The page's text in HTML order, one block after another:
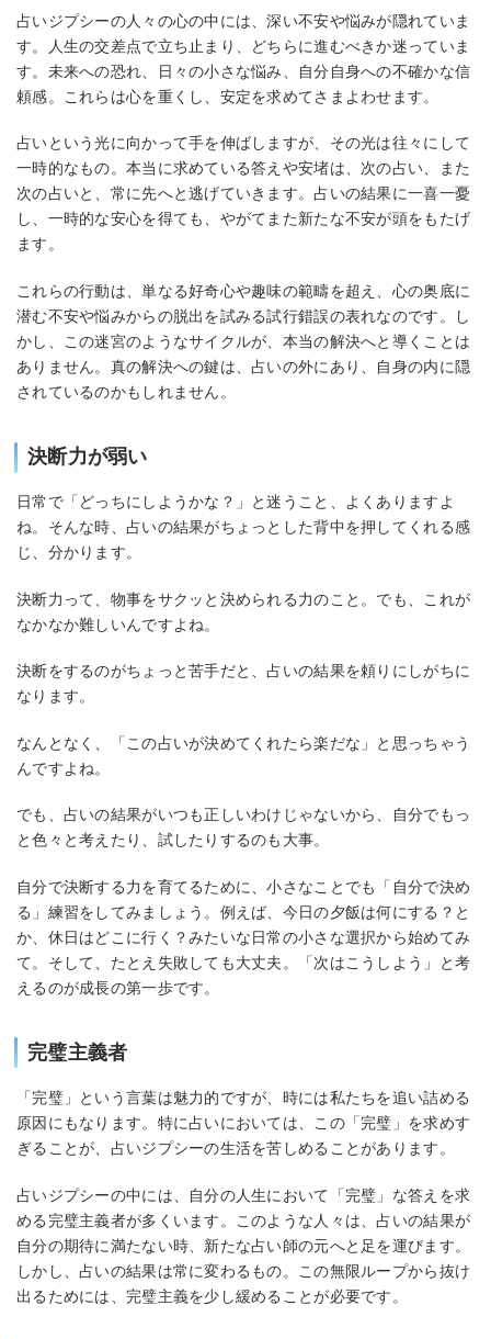
占いジプシーの人々の心の中には、深い不安や悩みが隠れていま
す。人生の交差点で立ち止まり、どちらに進むべきか迷っていま
す。未来への恐れ、日々の小さな悩み、自分自身への不確かな信
頼感。これらは心を重くし、安定を求めてさまよわせます。
占いという光に向かって手を伸ばしますが、その光は往々にして
一時的なもの。本当に求めている答えや安堵は、次の占い、また
次の占いと、常に先へと逃げていきます。占いの結果に一喜一憂
し、一時的な安心を得ても、やがてまた新たな不安が頭をもたげ
ます。
これらの行動は、単なる好奇心や趣味の範疇を超え、心の奥底に
潜む不安や悩みからの脱出を試みる試行錯誤の表れなのです。し
かし、この迷宮のようなサイクルが、本当の解決へと導くことは
ありません。真の解決への鍵は、占いの外にあり、自身の内に隠
されているのかもしれません。
決断力が弱い
日常で「どっちにしようかな？」と迷うこと、よくありますよ
ね。そんな時、占いの結果がちょっとした背中を押してくれる感
じ、分かります。
決断力って、物事をサクッと決められる力のこと。でも、これが
なかなか難しいんですよね。
決断をするのがちょっと苦手だと、占いの結果を頼りにしがちに
なります。
なんとなく、「この占いが決めてくれたら楽だな」と思っちゃう
んですよね。
でも、占いの結果がいつも正しいわけじゃないから、自分でもっ
と色々と考えたり、試したりするのも大事。
自分で決断する力を育てるために、小さなことでも「自分で決め
る」練習をしてみましょう。例えば、今日の夕飯は何にする？と
か、休日はどこに行く？みたいな日常の小さな選択から始めてみ
て。そして、たとえ失敗しても大丈夫。「次はこうしよう」と考
えるのが成長の第一歩です。
完璧主義者
「完璧」という言葉は魅力的ですが、時には私たちを追い詰める
原因にもなります。特に占いにおいては、この「完璧」を求めす
ぎることが、占いジプシーの生活を苦しめることがあります。
占いジプシーの中には、自分の人生において「完璧」な答えを求
める完璧主義者が多くいます。このような人々は、占いの結果が
自分の期待に満たない時、新たな占い師の元へと足を運びます。
しかし、占いの結果は常に変わるもの。この無限ループから抜け
出るためには、完璧主義を少し緩めることが必要です。